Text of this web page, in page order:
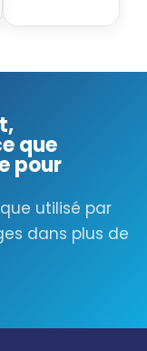
que
pour
utilisé par
dans plus de